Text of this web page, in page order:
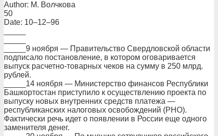
Author: М. Волчкова
50
Date: 10–12–96
_____9 ноября — Правительство Свердловской области
подписало постановление, в котором оговаривается
выпуск расчетно-товарных чеков на сумму в 250 млрд.
рублей.
_____14 ноября — Министерство финансов Республики
Башкортостан приступило к осуществлению проекта по
выпуску новых внутренних средств платежа —
республиканских налоговых освобождений (РНО).
Фактически речь идет о появлении в России еще одного
заменителя денег.